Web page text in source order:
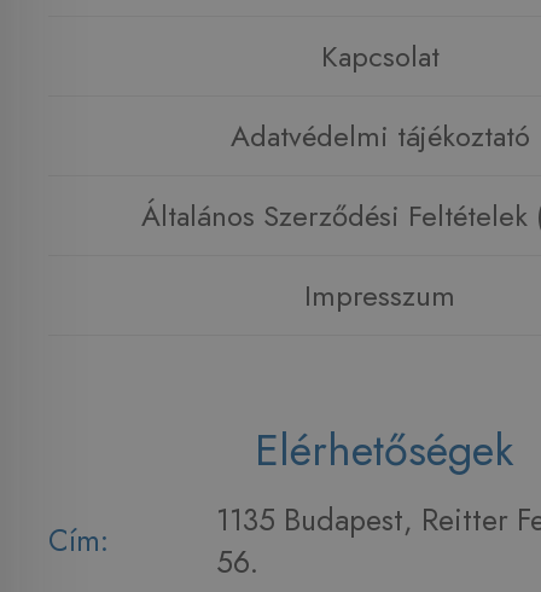
Kapcsolat
Adatvédelmi tájékoztató
Általános Szerződési Feltételek
Impresszum
Elérhetőségek
Cím:
1135 Budapest, Reitter
56.